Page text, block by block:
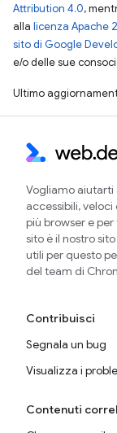
Attribution 4.0,
alla licenza Apache
sito di Google
e/o delle sue
Ultimo
Vogliamo aiutarti
accessibili,
più browser e
sito è il nostro
utili per questo
del team di
Contribuisci
Segnala un bug
Visualizza i
Contenuti